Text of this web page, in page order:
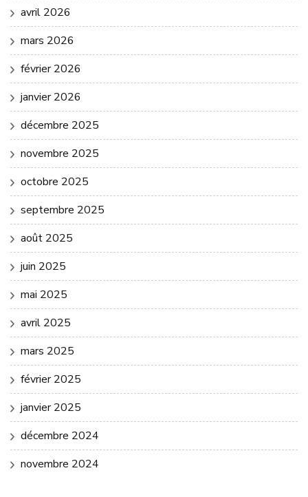
avril 2026
mars 2026
février 2026
janvier 2026
décembre 2025
novembre 2025
octobre 2025
septembre 2025
août 2025
juin 2025
mai 2025
avril 2025
mars 2025
février 2025
janvier 2025
décembre 2024
novembre 2024